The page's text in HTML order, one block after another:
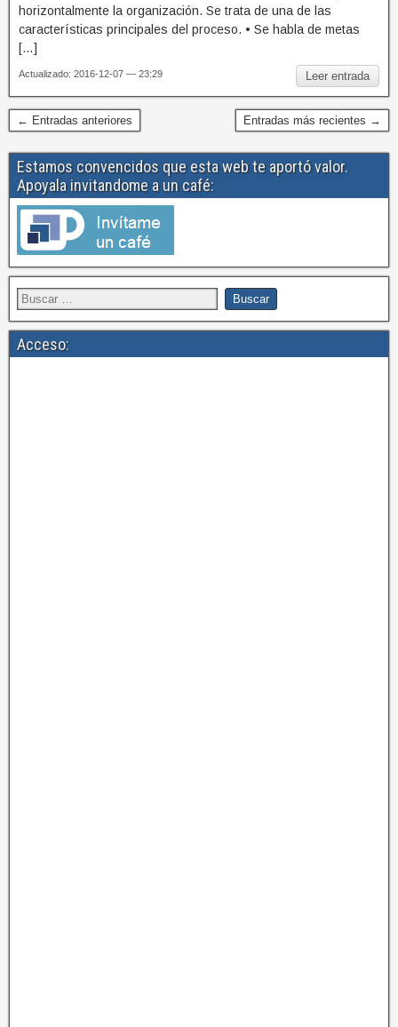
horizontalmente la organización. Se trata de una de las
características principales del proceso. • Se habla de metas
[…]
Leer entrada
Actualizado: 2016-12-07 — 23:29
← Entradas anteriores Entradas más recientes →
Estamos convencidos que esta web te aportó valor.
Apoyala invitandome a un café:
Acceso: